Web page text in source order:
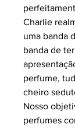
Charlie
uma banda
banda de
perfume,
cheiro
Nosso
perfumes